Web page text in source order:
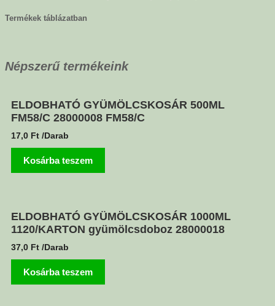
Termékek táblázatban
Népszerű termékeink
ELDOBHATÓ GYÜMÖLCSKOSÁR 500ML
FM58/C 28000008 FM58/C
17,0 Ft /Darab
Kosárba teszem
ELDOBHATÓ GYÜMÖLCSKOSÁR 1000ML
1120/KARTON gyümölcsdoboz 28000018
37,0 Ft /Darab
Kosárba teszem